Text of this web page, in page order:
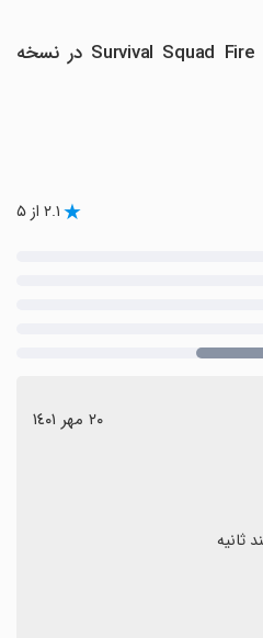
تغییرات برنامه Survival Squad Fire battle PVP در نسخه
۲.۱ از ۵
٢٠ مهر ١٤٠١